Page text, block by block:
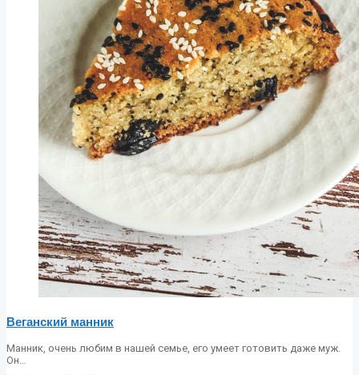
Веганский манник
Манник, очень любим в нашей семье, его умеет готовить даже муж.
Он…